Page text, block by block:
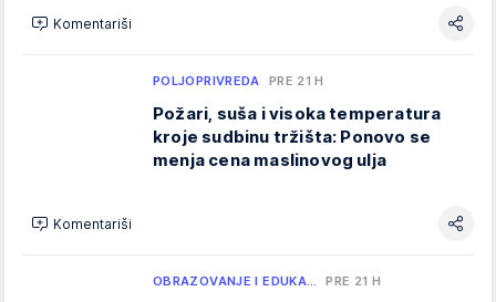
Komentariši
POLJOPRIVREDA PRE 21 H
Požari, suša i visoka temperatura
kroje sudbinu tržišta: Ponovo se
menja cena maslinovog ulja
Komentariši
OBRAZOVANJE I EDUKA… PRE 21 H